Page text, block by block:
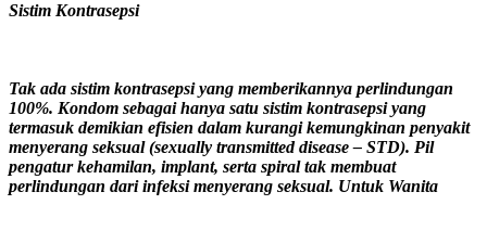
Sistim Kontrasepsi
Tak ada sistim kontrasepsi yang memberikannya perlindungan
100%. Kondom sebagai hanya satu sistim kontrasepsi yang
termasuk demikian efisien dalam kurangi kemungkinan penyakit
menyerang seksual (sexually transmitted disease – STD). Pil
pengatur kehamilan, implant, serta spiral tak membuat
perlindungan dari infeksi menyerang seksual. Untuk Wanita